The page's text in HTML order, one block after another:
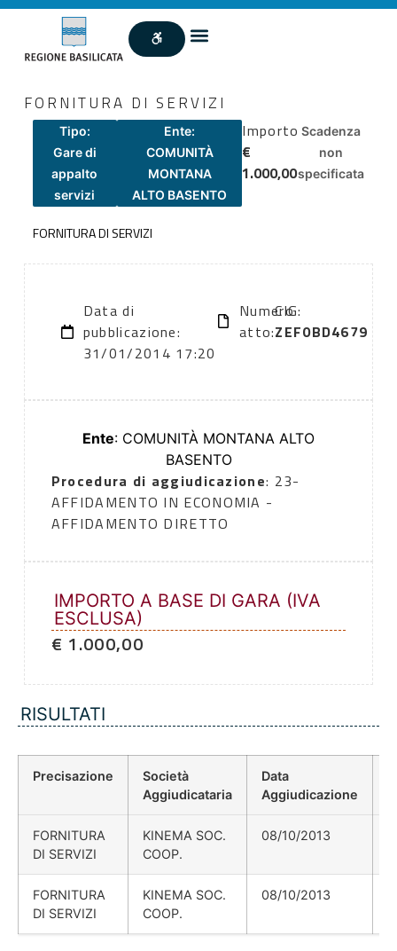
FORNITURA DI SERVIZI
Tipo:
Gare di
appalto
servizi
Ente:
COMUNITÀ
MONTANA
ALTO BASENTO
Importo
€
1.000,00
Scadenza
non
specificata
FORNITURA DI SERVIZI
Data di
pubblicazione:
31/01/2014 17:20
Numero
atto:
CIG:
ZEF0BD4679
Ente: COMUNITÀ MONTANA ALTO
BASENTO
Procedura di aggiudicazione: 23-
AFFIDAMENTO IN ECONOMIA -
AFFIDAMENTO DIRETTO
IMPORTO A BASE DI GARA (IVA
ESCLUSA)
€ 1.000,00
RISULTATI
Precisazione
Società
Aggiudicataria
Data
Aggiudicazione
FORNITURA
DI SERVIZI
KINEMA SOC.
COOP.
08/10/2013
FORNITURA
DI SERVIZI
KINEMA SOC.
COOP.
08/10/2013